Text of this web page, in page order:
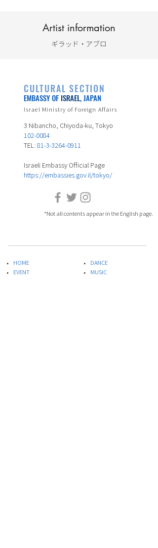
Artist information
ギラッド・アブロ
CULTURAL SECTION
EMBASSY OF ISRAEL, JAPAN
Israel Ministry of Foreign Affairs
3 Nibancho, Chiyoda-ku, Tokyo
102-0084
TEL: 81-3-3264-0911
Israeli Embassy Official Page
https://embassies.gov.il/tokyo/
HOME
EVENT
DANCE
MUSIC
*Not all contents appear in the English page.